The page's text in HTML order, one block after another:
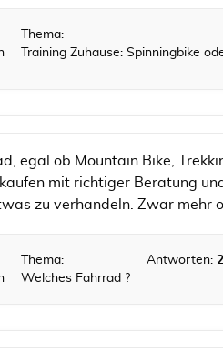
Thema:
Training Zuhause: Spinningbike
egal ob Mountain Bike,
mit richtiger Beratung
zu verhandeln. Zwar mehr
Thema:
Welches Fahrrad ?
Antworten: